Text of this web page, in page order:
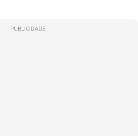
PUBLICIDADE